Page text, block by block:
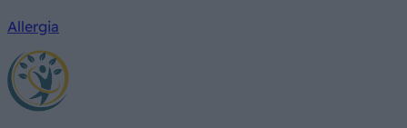
Allergia